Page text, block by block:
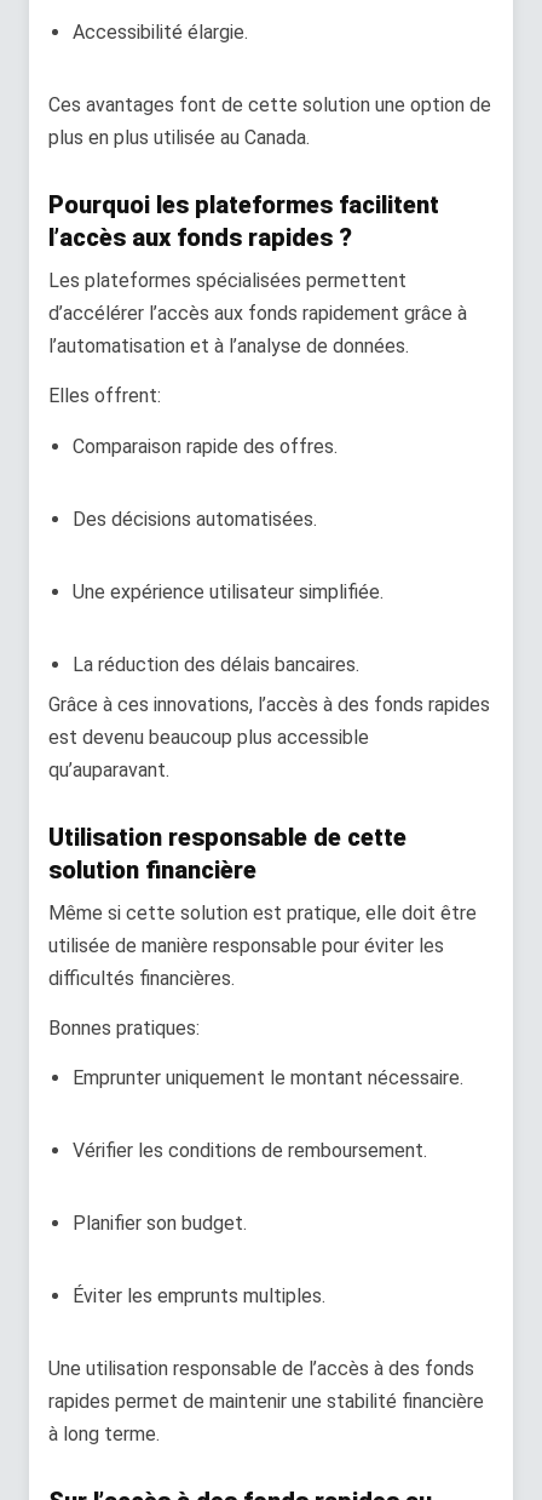
Accessibilité élargie.
Ces avantages font de cette solution une option de
plus en plus utilisée au Canada.
Pourquoi les plateformes facilitent
l’accès aux fonds rapides ?
Les plateformes spécialisées permettent
d’accélérer l’accès aux fonds rapidement grâce à
l’automatisation et à l’analyse de données.
Elles offrent:
Comparaison rapide des offres.
Des décisions automatisées.
Une expérience utilisateur simplifiée.
La réduction des délais bancaires.
Grâce à ces innovations, l’accès à des fonds rapides
est devenu beaucoup plus accessible
qu’auparavant.
Utilisation responsable de cette
solution financière
Même si cette solution est pratique, elle doit être
utilisée de manière responsable pour éviter les
difficultés financières.
Bonnes pratiques:
Emprunter uniquement le montant nécessaire.
Vérifier les conditions de remboursement.
Planifier son budget.
Éviter les emprunts multiples.
Une utilisation responsable de l’accès à des fonds
rapides permet de maintenir une stabilité financière
à long terme.